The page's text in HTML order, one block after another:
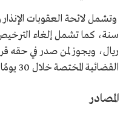
وتشمل لائحة العقوبات
ريال، ويجوز لمن صدر في حقه
القضائية المختصة خلال 30 يومًا من إبلاغه بقرار العقوبة.
المصادر